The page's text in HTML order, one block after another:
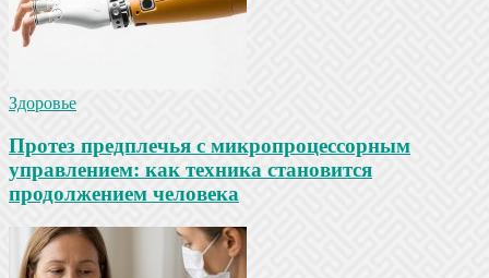
Здоровье
Протез предплечья с микропроцессорным
управлением: как техника становится
продолжением человека